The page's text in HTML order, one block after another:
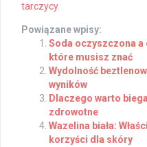
tarczycy.
Powiązane wpisy:
Soda oczyszczona a
które musisz znać
Wydolność
wyników
Dlaczego warto
zdrowotne
Wazelina biała:
korzyści dla skóry